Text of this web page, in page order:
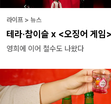
라이프 > 뉴스
테라·참이슬 x <오징어 게임
영희에 이어 철수도 나왔다